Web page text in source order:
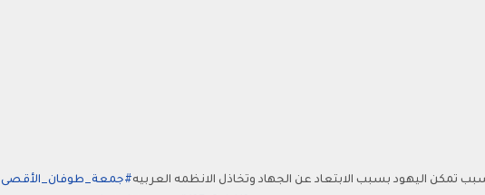
تمكن اليهود بسبب الابتعاد عن الجهاد وتخاذل الانظمه العربيه#جمعة_طوفان_الأقصى